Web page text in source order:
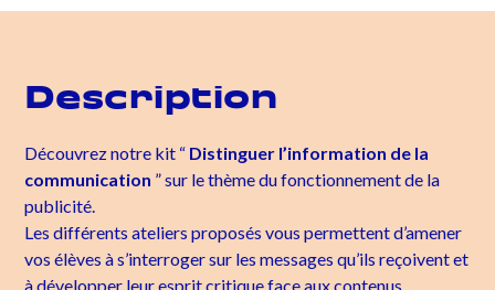
Description
Découvrez notre kit “ Distinguer l’information de la
communication ” sur le thème du fonctionnement de la
publicité.
Les différents ateliers proposés vous permettent d’amener
vos élèves à s’interroger sur les messages qu’ils reçoivent et
à développer leur esprit critique face aux contenus